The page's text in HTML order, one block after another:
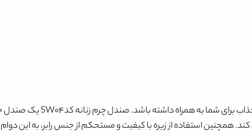
برای شما به همراه داشته باشد.صندل چرم زنانه کدSW04
یک صندل
استفاده از زیره با کیفیت و مستحکم از جنس رابر، به این دوام